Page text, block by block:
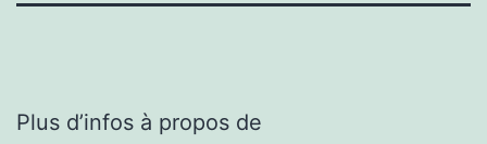
Plus d’infos à propos de